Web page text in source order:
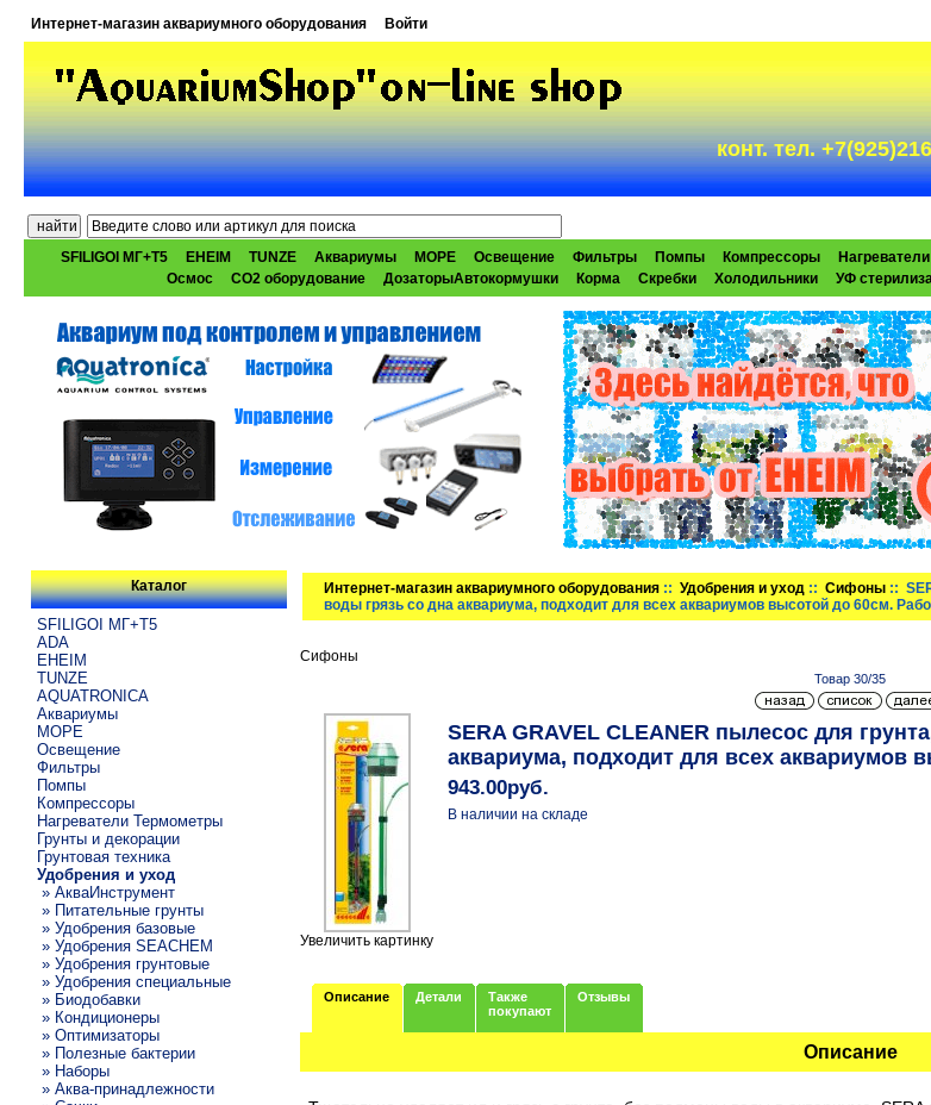
Интернет-магазин аквариумного оборудования Войти
конт. тел.
SFILIGOI МГ+Т5 EHEIM TUNZE Аквариумы МОРЕ Освещение Фильтры Помпы Компрессоры
Осмос
CO2 оборудование ДозаторыАвтокормушки Корма Скребки Холодильники УФ
Каталог
SFILIGOI МГ+Т5
ADA
EHEIM
TUNZE
AQUATRONICA
Аквариумы
МОРЕ
Освещение
Фильтры
Помпы
Компрессоры
Нагреватели Термометры
Грунты и декорации
Грунтовая техника
Удобрения и уход
» АкваИнструмент
» Питательные грунты
» Удобрения базовые
» Удобрения SEACHEM
» Удобрения грунтовые
» Удобрения специальные
» Биодобавки
» Кондиционеры
» Оптимизаторы
» Полезные бактерии
» Наборы
» Аква-принадлежности
Интернет-магазин аквариумного оборудования ::Удобрения и уход ::Сифоны ::
воды грязь со дна аквариума, подходит для всех аквариумов высотой до 60см.
Сифоны
Товар 30/35
Увеличить картинку
SERA GRAVEL CLEANER пылесос для
аквариума, подходит для всех аквариумов
943.00руб.
В наличии на складе
Описание Детали
Также
покупают
Отзывы
Описание